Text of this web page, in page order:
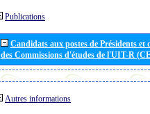
Publications
Candidats aux postes de Présidents et
des Commissions d'études de l'UIT-R
Autres informations